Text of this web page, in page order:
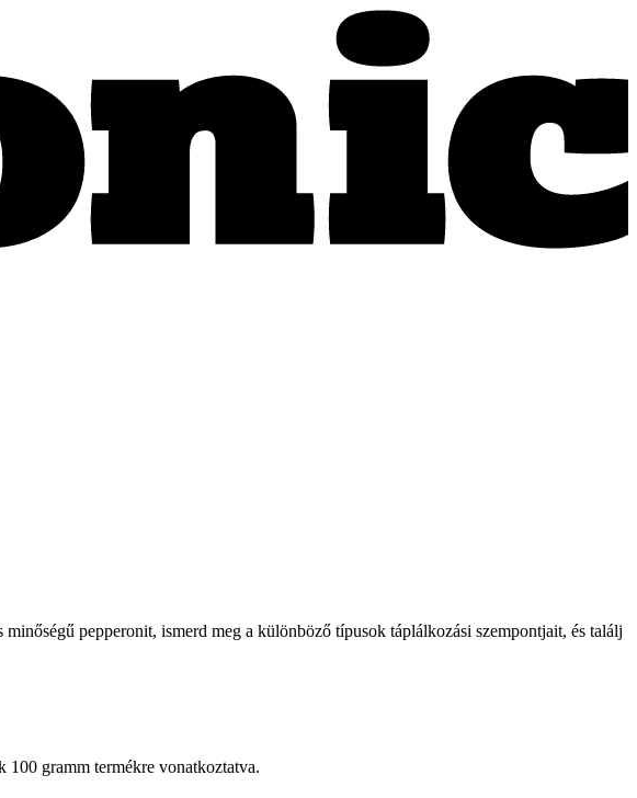
pepperonit, ismerd meg a különböző típusok táplálkozási szempontjait, és találj
100 gramm termékre vonatkoztatva.